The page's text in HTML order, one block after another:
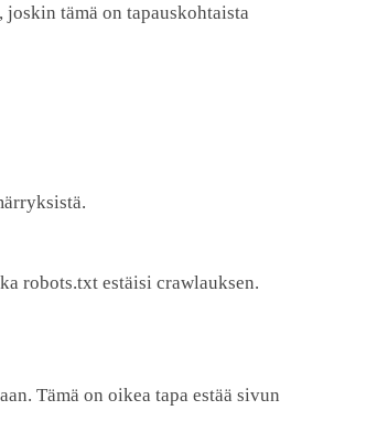
tämä on tapauskohtaista
robots.txt estäisi crawlauksen.
Tämä on oikea tapa estää sivun